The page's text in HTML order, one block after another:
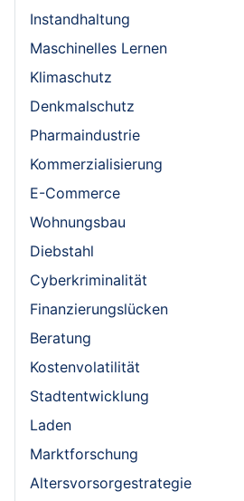
Instandhaltung
Maschinelles Lernen
Klimaschutz
Denkmalschutz
Pharmaindustrie
Kommerzialisierung
E-Commerce
Wohnungsbau
Diebstahl
Cyberkriminalität
Finanzierungslücken
Beratung
Kostenvolatilität
Stadtentwicklung
Laden
Marktforschung
Altersvorsorgestrategie